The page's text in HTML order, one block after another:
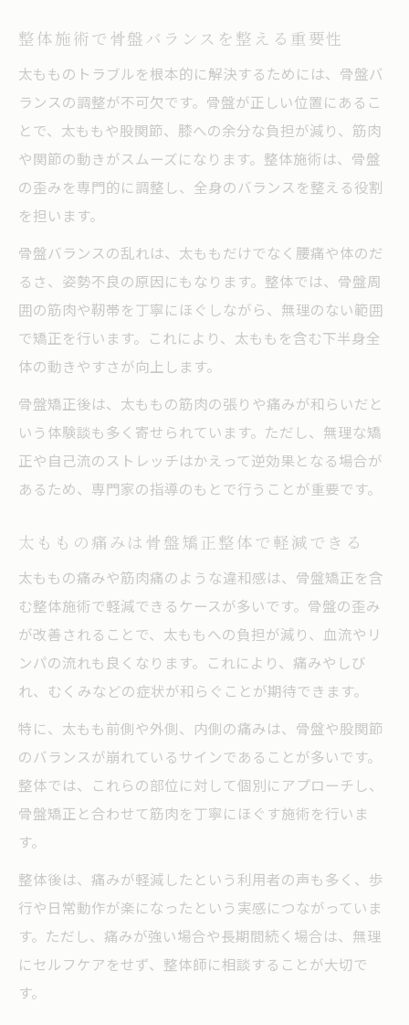
整体施術で骨盤バランスを整える重要性
太もものトラブルを根本的に解決するためには、骨盤バ
ランスの調整が不可欠です。骨盤が正しい位置にあるこ
とで、太ももや股関節、膝への余分な負担が減り、筋肉
や関節の動きがスムーズになります。整体施術は、骨盤
の歪みを専門的に調整し、全身のバランスを整える役割
を担います。
骨盤バランスの乱れは、太ももだけでなく腰痛や体のだ
るさ、姿勢不良の原因にもなります。整体では、骨盤周
囲の筋肉や靭帯を丁寧にほぐしながら、無理のない範囲
で矯正を行います。これにより、太ももを含む下半身全
体の動きやすさが向上します。
骨盤矯正後は、太ももの筋肉の張りや痛みが和らいだと
いう体験談も多く寄せられています。ただし、無理な矯
正や自己流のストレッチはかえって逆効果となる場合が
あるため、専門家の指導のもとで行うことが重要です。
太ももの痛みは骨盤矯正整体で軽減できる
太ももの痛みや筋肉痛のような違和感は、骨盤矯正を含
む整体施術で軽減できるケースが多いです。骨盤の歪み
が改善されることで、太ももへの負担が減り、血流やリ
ンパの流れも良くなります。これにより、痛みやしび
れ、むくみなどの症状が和らぐことが期待できます。
特に、太もも前側や外側、内側の痛みは、骨盤や股関節
のバランスが崩れているサインであることが多いです。
整体では、これらの部位に対して個別にアプローチし、
骨盤矯正と合わせて筋肉を丁寧にほぐす施術を行いま
す。
整体後は、痛みが軽減したという利用者の声も多く、歩
行や日常動作が楽になったという実感につながっていま
す。ただし、痛みが強い場合や長期間続く場合は、無理
にセルフケアをせず、整体師に相談することが大切で
す。